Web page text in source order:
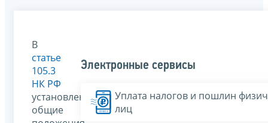
В
статье
105.3
НК РФ
установлены
общие
Электронные сервисы
Уплата налогов и пошлин
лиц